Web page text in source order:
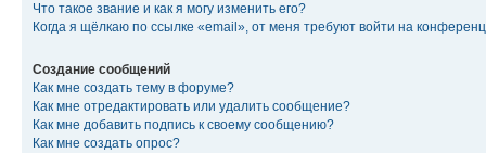
Что такое звание и как я могу изменить его?
Когда я щёлкаю по ссылке «email», от меня требуют войти на
Создание сообщений
Как мне создать тему в форуме?
Как мне отредактировать или удалить сообщение?
Как мне добавить подпись к своему сообщению?
Как мне создать опрос?